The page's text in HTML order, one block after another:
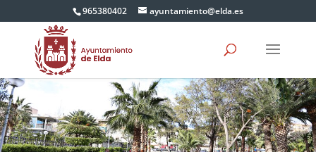
965380402 ayuntamiento@elda.es